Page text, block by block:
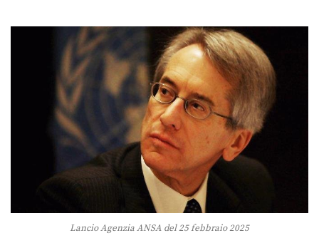
Lancio Agenzia ANSA del 25 febbraio 2025